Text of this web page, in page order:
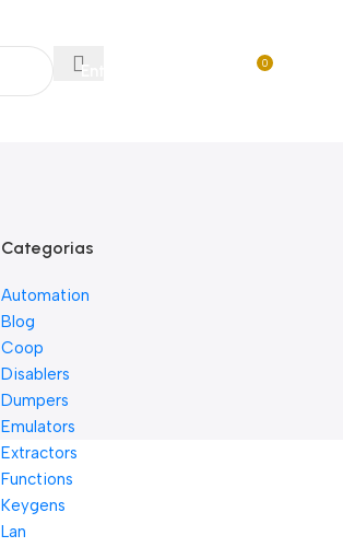
Entre / Cadastrar 0
Categorias
Automation
Blog
Coop
Disablers
Dumpers
Emulators
Extractors
Functions
Keygens
Lan